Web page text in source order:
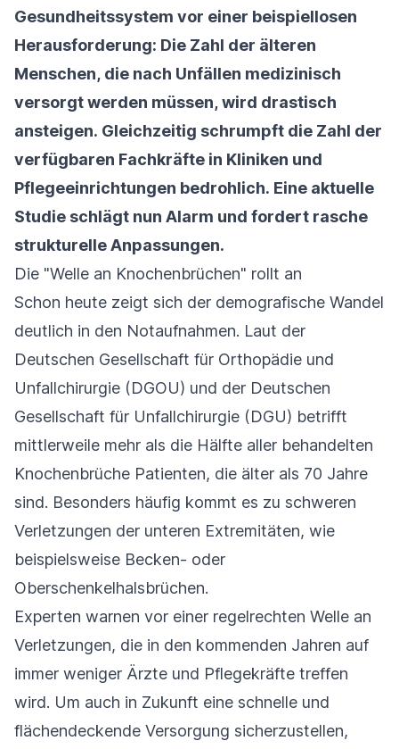
Gesundheitssystem vor einer beispiellosen
Herausforderung: Die Zahl der älteren
Menschen, die nach Unfällen medizinisch
versorgt werden müssen, wird drastisch
ansteigen. Gleichzeitig schrumpft die Zahl der
verfügbaren Fachkräfte in Kliniken und
Pflegeeinrichtungen bedrohlich. Eine aktuelle
Studie schlägt nun Alarm und fordert rasche
strukturelle Anpassungen.
Die "Welle an Knochenbrüchen" rollt an
Schon heute zeigt sich der demografische Wandel
deutlich in den Notaufnahmen. Laut der
Deutschen Gesellschaft für Orthopädie und
Unfallchirurgie (DGOU) und der Deutschen
Gesellschaft für Unfallchirurgie (DGU) betrifft
mittlerweile mehr als die Hälfte aller behandelten
Knochenbrüche Patienten, die älter als 70 Jahre
sind. Besonders häufig kommt es zu schweren
Verletzungen der unteren Extremitäten, wie
beispielsweise Becken- oder
Oberschenkelhalsbrüchen.
Experten warnen vor einer regelrechten Welle an
Verletzungen, die in den kommenden Jahren auf
immer weniger Ärzte und Pflegekräfte treffen
wird. Um auch in Zukunft eine schnelle und
flächendeckende Versorgung sicherzustellen,